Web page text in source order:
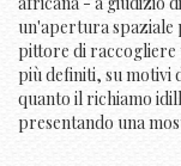
un'apertura spaziale
pittore di
più definiti, su motivi
quanto il richiamo
presentando una